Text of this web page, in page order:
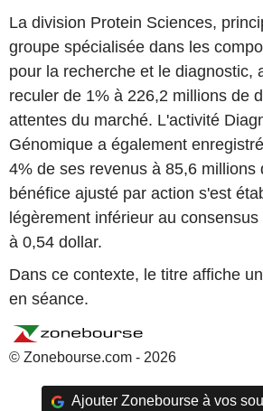
La division Protein Sciences,
groupe spécialisée dans les
pour la recherche et le diagnostic,
reculer de 1% à 226,2 millions de
attentes du marché. L'activité
Génomique a également
4% de ses revenus à 85,6 millions
bénéfice ajusté par action s'est
légèrement inférieur au
à 0,54 dollar.
Dans ce contexte, le titre affiche
en séance.
© Zonebourse.com - 2026
Ajouter Zonebourse à vos